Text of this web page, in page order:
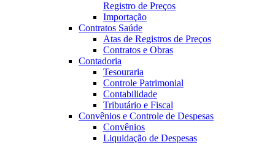
Registro de Preços
Importação
Contratos Saúde
Atas de Registros de Preços
Contratos e Obras
Contadoria
Tesouraria
Controle Patrimonial
Contabilidade
Tributário e Fiscal
Convênios e Controle de Despesas
Convênios
Liquidação de Despesas